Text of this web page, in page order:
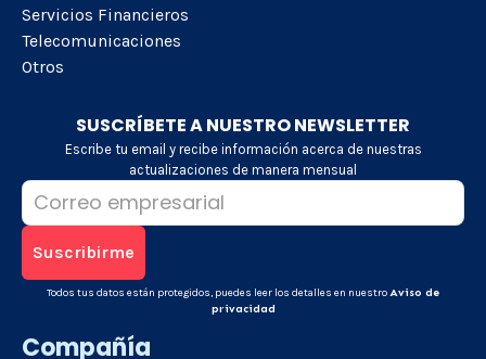
Servicios Financieros
Telecomunicaciones
Otros
SUSCRÍBETE A NUESTRO NEWSLETTER
Escribe tu email y recibe información acerca de nuestras
actualizaciones de manera mensual
Todos tus datos están protegidos, puedes leer los detalles en nuestroAviso de
privacidad
Compañía